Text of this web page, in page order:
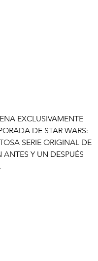
EXCLUSIVAMENTE
DE STAR WARS:
SERIE ORIGINAL DE
Y UN DESPUÉS